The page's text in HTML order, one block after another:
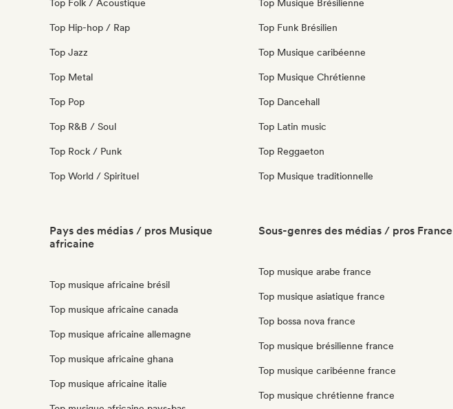
Top Folk / Acoustique
Top Hip-hop / Rap
Top Jazz
Top Metal
Top Pop
Top R&B / Soul
Top Rock / Punk
Top World / Spirituel
Top Musique Brésilienne
Top Funk Brésilien
Top Musique caribéenne
Top Musique Chrétienne
Top Dancehall
Top Latin music
Top Reggaeton
Top Musique traditionnelle
Pays des médias / pros Musique
africaine
Top musique africaine brésil
Top musique africaine canada
Top musique africaine allemagne
Top musique africaine ghana
Top musique africaine italie
Sous-genres des médias / pros France
Top musique arabe france
Top musique asiatique france
Top bossa nova france
Top musique brésilienne france
Top musique caribéenne france
Top musique chrétienne france